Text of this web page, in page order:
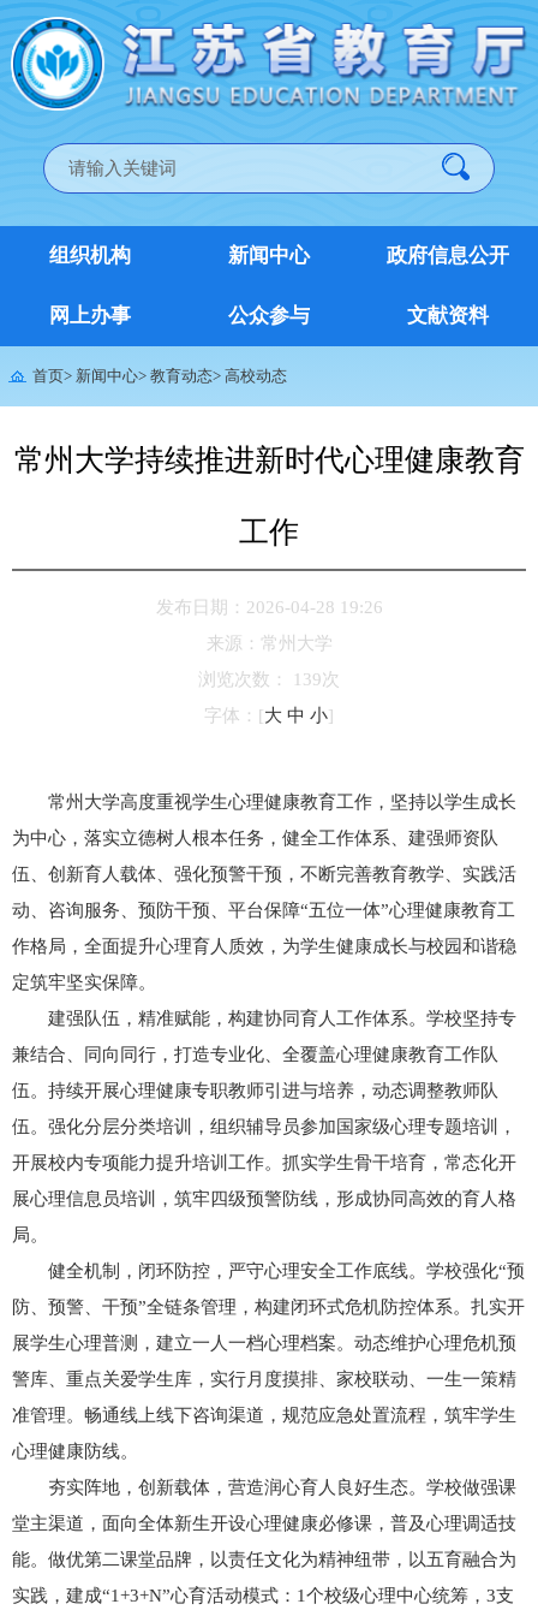
组织机构 新闻中心 政府信息公开
网上办事 公众参与 文献资料
首页> 新闻中心> 教育动态> 高校动态
常州大学持续推进新时代心理健康教育
工作
发布日期：2026-04-28 19:26
来源： 常州大学
浏览次数：
139次
字体： [大 中 小]
常州大学高度重视学生心理健康教育工作，坚持以学生成长
为中心，落实立德树人根本任务，健全工作体系、建强师资队
伍、创新育人载体、强化预警干预，不断完善教育教学、实践活
动、咨询服务、预防干预、平台保障“五位一体”心理健康教育工
作格局，全面提升心理育人质效，为学生健康成长与校园和谐稳
定筑牢坚实保障。
建强队伍，精准赋能，构建协同育人工作体系。学校坚持专
兼结合、同向同行，打造专业化、全覆盖心理健康教育工作队
伍。持续开展心理健康专职教师引进与培养，动态调整教师队
伍。强化分层分类培训，组织辅导员参加国家级心理专题培训，
开展校内专项能力提升培训工作。抓实学生骨干培育，常态化开
展心理信息员培训，筑牢四级预警防线，形成协同高效的育人格
局。
健全机制，闭环防控，严守心理安全工作底线。学校强化“预
防、预警、干预”全链条管理，构建闭环式危机防控体系。扎实开
展学生心理普测，建立一人一档心理档案。动态维护心理危机预
警库、重点关爱学生库，实行月度摸排、家校联动、一生一策精
准管理。畅通线上线下咨询渠道，规范应急处置流程，筑牢学生
心理健康防线。
夯实阵地，创新载体，营造润心育人良好生态。学校做强课
堂主渠道，面向全体新生开设心理健康必修课，普及心理调适技
能。做优第二课堂品牌，以责任文化为精神纽带，以五育融合为
实践，建成“1+3+N”心育活动模式：1个校级心理中心统筹，3支